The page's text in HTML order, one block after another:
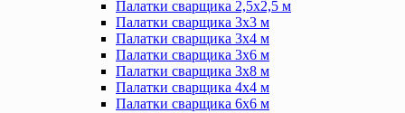
Палатки сварщика 2,5х2,5 м
Палатки сварщика 3х3 м
Палатки сварщика 3х4 м
Палатки сварщика 3х6 м
Палатки сварщика 3х8 м
Палатки сварщика 4х4 м
Палатки сварщика 6х6 м